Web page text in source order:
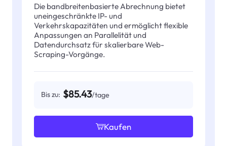
Die bandbreitenbasierte Abrechnung bietet
uneingeschränkte IP- und
Verkehrskapazitäten und ermöglicht flexible
Anpassungen an Parallelität und
Datendurchsatz für skalierbare Web-
Scraping-Vorgänge.
Bis zu: $85.43/tage
Kaufen